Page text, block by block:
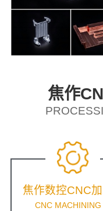
焦作
焦作数控CNC
CNC MACHINING